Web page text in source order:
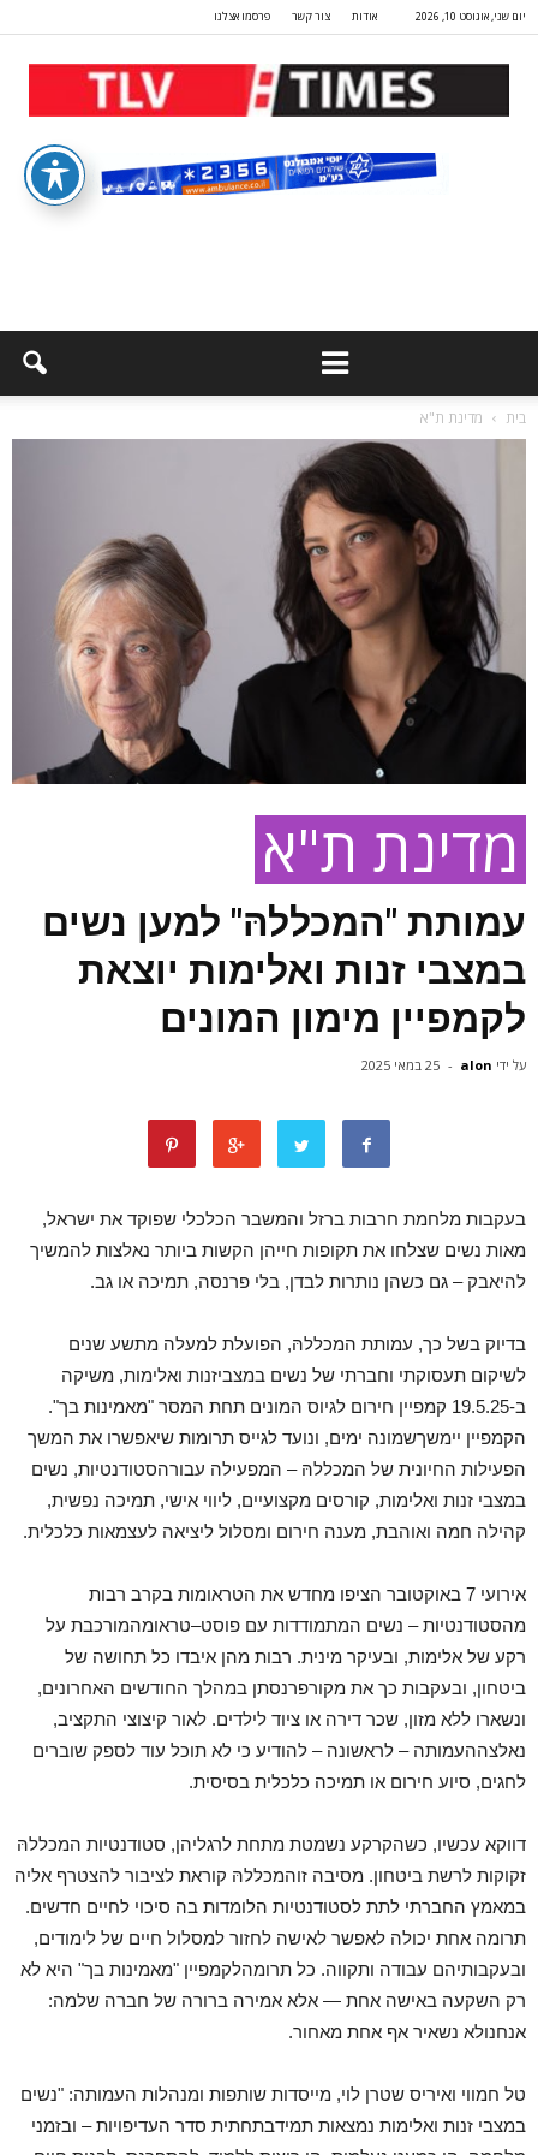
יום שני, אוגוסט 10, 2026 אודות צור קשר פרסמו אצלנו
בית מדינת ת"א
מדינת ת"א
עמותת "המכללהּ" למען נשים
במצבי זנות ואלימות יוצאת
לקמפיין מימון המונים
על ידי alon
- 25 במאי 2025
בעקבות מלחמת חרבות ברזל והמשבר הכלכלי שפוקד את ישראל,
מאות נשים שצלחו את תקופות חייהן הקשות ביותר נאלצות להמשיך
להיאבק – גם כשהן נותרות לבדן, בלי פרנסה, תמיכה או גב.
בדיוק בשל כך, עמותת המכללה, הפועלת למעלה מתשע שנים
לשיקום תעסוקתי וחברתי של נשים במצביזנות ואלימות, משיקה
ב-19.5.25 קמפיין חירום לגיוס המונים תחת המסר "מאמינות בך"
.
הקמפיין יימשךשמונה ימים, ונועד לגייס תרומות שיאפשרו את המשך
הפעילות החיונית של המכללה – המפעילה עבורהסטודנטיות, נשים
במצבי זנות ואלימות, קורסים מקצועיים, ליווי אישי, תמיכה נפשית,
קהילה חמה ואוהבת, מענה חירום ומסלול ליציאה לעצמאות כלכלית.
אירועי באוקטובר הציפו מחדש את הטראומות בקרב רבות
מהסטודנטיות– נשים המתמודדות עם פוסט–טראומהמורכבת על
רקע של אלימות, ובעיקר מינית. רבות מהן איבדו כל תחושה של
ביטחון, ובעקבות כך את מקורפרנסתן במהלך החודשים האחרונים,
ונשארו ללא מזון, שכר דירה או ציוד לילדים. לאור קיצוצי התקציב,
נאלצההעמותה – לראשונה – להודיע כי לא תוכל עוד לספק שוברים
לחגים, סיוע חירום או תמיכה כלכלית בסיסית.
דווקא עכשיו, כשהקרקע נשמטת מתחת לרגליהן, סטודנטיות המכללה
זקוקות לרשת ביטחון. מסיבה זוהמכללה קוראת לציבור להצטרף אליה
במאמץ החברתי לתת לסטודנטיות הלומדות בה סיכוי לחיים חדשים.
תרומה אחת יכולה לאפשר לאישה לחזור למסלול חיים של לימודים,
ובעקבותיהם עבודה ותקווה. כל תרומהלקמפיין "מאמינות בך" היא לא
רק השקעה באישה אחת — אלא אמירה ברורה של חברה שלמה:
אנחנולא נשאיר אף אחת מאחור.
טל חמווי ואיריס שטרן לוי, מייסדות שותפות ומנהלות העמותה:
"נשים
במצבי זנות ואלימות נמצאות תמידבתחתית סדר העדיפויות– ובזמני